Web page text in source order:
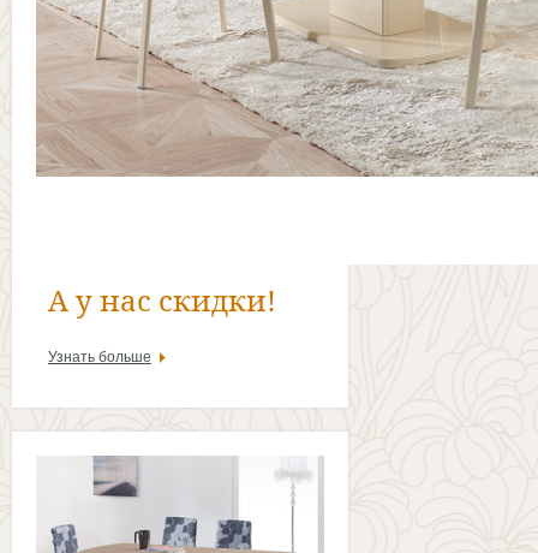
А у нас скидки!
Узнать больше